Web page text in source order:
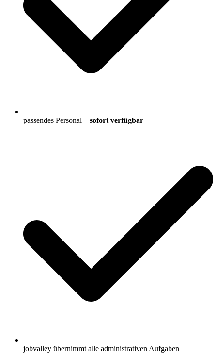
passendes Personal – sofort verfügbar
jobvalley übernimmt alle administrativen Aufgaben